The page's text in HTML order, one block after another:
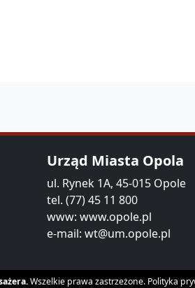
Urząd Miasta Opola
ul. Rynek 1A, 45-015 Opole
tel. (77) 45 11 800
www: www.opole.pl
e-mail: wt@um.opole.pl
Wszelkie prawa zastrzeżone. Polityka